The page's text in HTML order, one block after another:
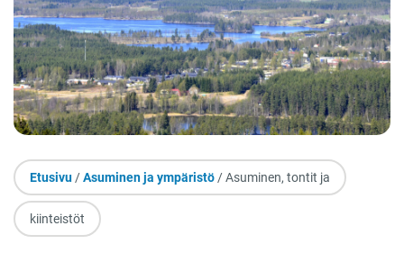
Etusivu /Asuminen ja ympäristö / Asuminen, tontit ja
kiinteistöt